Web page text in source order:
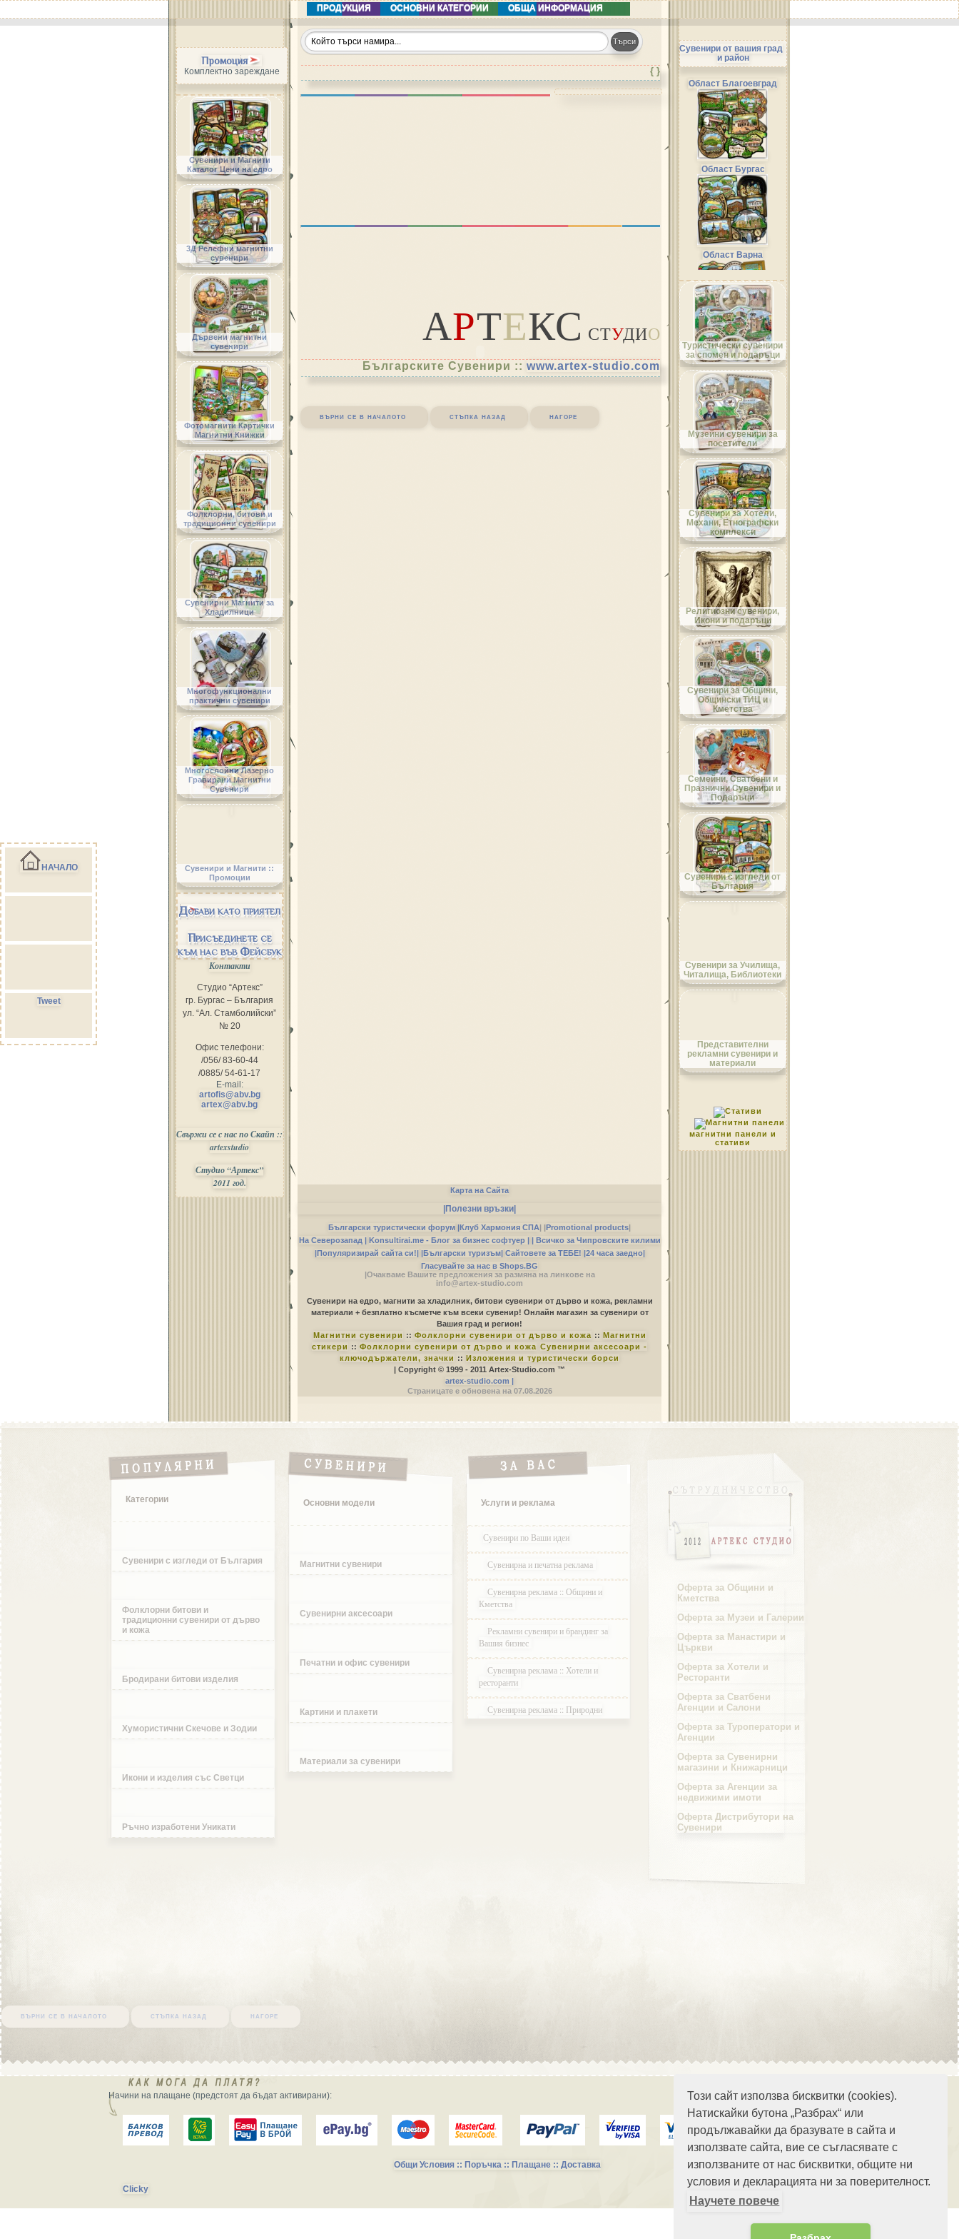
Този сайт използва бисквитки (cookies).
Натискайки бутона „Разбрах“ или
продължавайки да бразувате в сайта и
използвате сайта, вие се съгласявате с
използваните от нас бисквитки, общите ни
условия и декларацията ни за поверителност.
Научете повече
ПРОДУКЦИЯ ОСНОВНИ КАТЕГОРИИ ОБЩА ИНФОРМАЦИЯ
{ }
АРТЕКС СТУДИО
Българските Сувенири :: www.artex-studio.com
върни се в началото стъпка назад нагоре
Промоция
Комплектно зареждане
Сувенири и Магнити
Каталог Цени на едро
3Д Релефни магнитни
сувенири
Дървени магнитни
сувенири
Фотомагнити Картички
Магнитни Книжки
Фолклорни, битови и
традиционни сувенири
Сувенирни Магнити за
Хладилници
Многофункционални
практични сувенири
Многослойни Лазерно
Гравирани Магнитни
Сувенири
Сувенири и Магнити ::
Промоции
Добави като приятел
Присъединете се
към нас във Фейсбук
Контакти
Студио “Артекс”
гр. Бургас – България
ул. “Ал. Стамболийски”
№ 20
Офис телефони:
/056/ 83-60-44
/0885/ 54-61-17
E-mail:
artofis@abv.bg
artex@abv.bg
Свържи се с нас по Скайп ::
artexstudio
Студио “Артекс”
2011 год.
Сувенири от вашия град
и район
Област Благоевград
Област Бургас
Област Варна
Област Велико Търново
Област Видин
Област Враца
Област Габрово
Област Добрич
Област Кърджали
Област Кюстендил
Област Пазарджик
Област Русе
Област Силистра
Област Сливен
Област Смолян
Област София
Област Хасково
Област Шумен
Туристически сувенири
за спомен и подаръци
Музейни сувенири за
посетители
Сувенири за Хотели,
Механи, Етнографски
комплекси
Религиозни сувенири,
Икони и подаръци
Сувенири за Общини,
Общински ТИЦ и
Кметства
Семейни, Сватбени и
Празнични Сувенири и
Подаръци
Сувенири с изгледи от
България
Сувенири за Училища,
Читалища, Библиотеки
Представителни
рекламни сувенири и
материали
магнитни панели и
стативи
Карта на Сайта
|Полезни връзки|
Български туристически форум |Клуб Хармония СПА| |Promotional products|
На Северозапад | Konsultirai.me - Блог за бизнес софтуер | | Всичко за Чипровските килими
|Популяризирай сайта си!| |Български туризъм| Сайтовете за ТЕБЕ! |24 часа заедно|
Гласувайте за нас в Shops.BG
|Очакваме Вашите предложения за размяна на линкове на
info@artex-studio.com
Сувенири на едро, магнити за хладилник, битови сувенири от дърво и кожа, рекламни
материали + безплатно късметче към всеки сувенир! Онлайн магазин за сувенири от
Вашия град и регион!
Магнитни сувенири :: Фолклорни сувенири от дърво и кожа :: Магнитни
стикери :: Фолклорни сувенири от дърво и кожа Сувенирни аксесоари -
ключодържатели, значки :: Изложения и туристически борси
| Copyright © 1999 - 2011 Artex-Studio.com ™
artex-studio.com |
Страницате е обновена на 07.08.2026
Категории
Сувенири с изгледи от България
Фолклорни битови и
традиционни сувенири от дърво
и кожа
Бродирани битови изделия
Хумористични Скечове и Зодии
Икони и изделия със Светци
Ръчно изработени Уникати
Основни модели
Магнитни сувенири
Сувенирни аксесоари
Печатни и офис сувенири
Картини и плакети
Материали за сувенири
Услуги и реклама
Сувенири по Ваши идеи
Сувенирна и печатна реклама
Сувенирна реклама :: Общини и
Кметства
Рекламни сувенири и брандинг за
Вашия бизнес
Сувенирна реклама :: Хотели и
ресторанти
Сувенирна реклама :: Природни
паркове и Резервати
Оферта за Общини и
Кметства
Оферта за Музеи и Галерии
Оферта за Манастири и
Църкви
Оферта за Хотели и
Ресторанти
Оферта за Сватбени
Агенции и Салони
Оферта за Туроператори и
Агенции
Оферта за Сувенирни
магазини и Книжарници
Оферта за Агенции за
недвижими имоти
Оферта Дистрибутори на
Сувенири
върни се в началото стъпка назад нагоре
Начини на плащане (предстоят да бъдат активирани):
Общи Условия :: Поръчка :: Плащане :: Доставка
Clicky
НАЧАЛО
Tweet